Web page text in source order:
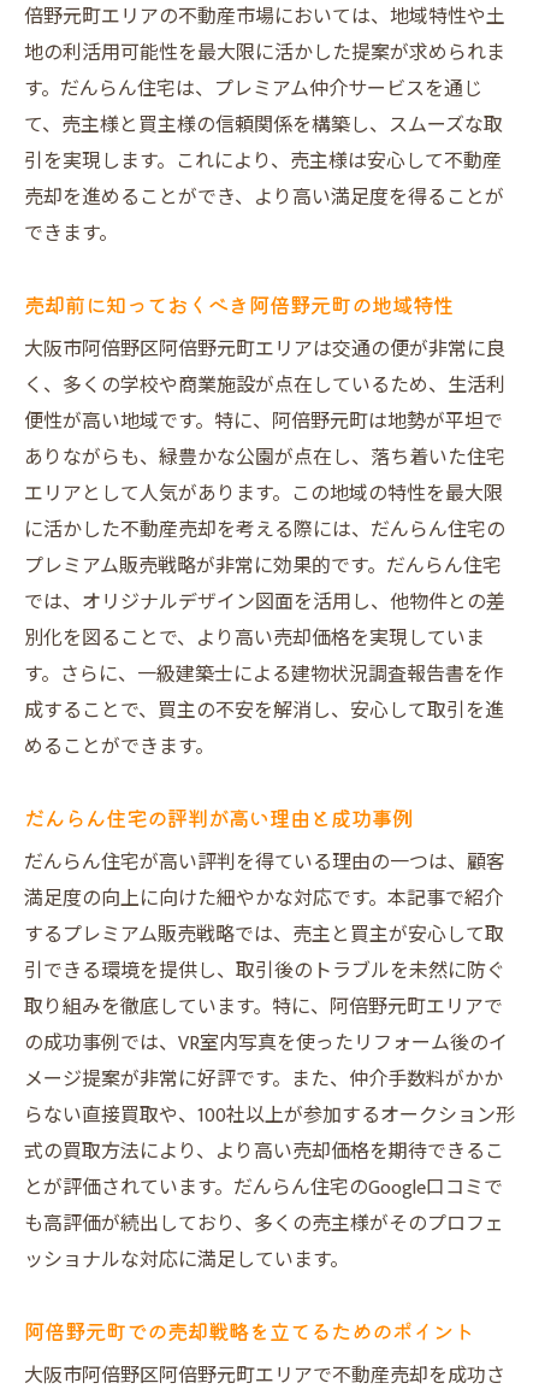
図面の魅力を最大限に活用した宣伝手法
集客効果を倍増させるデザイン戦略
顧客に選ばれるオリジナルデザインの魅力
図面を活用したターゲット層へのアプロー
チ
る安心感
建築士による調査報告書の重要性と信頼性
売主が得られるメリットと安心感
買主に安心を提供する報告書の役割
トラブルを未然に防ぐ調査の具体的な事例
調査報告書が売却に与える影響と実績
安心感を得るための他のサポート手段
オークション形式の買取で不動産をより高く売
却する秘訣
オークション形式の買取が選ばれる理由
高値売却を実現するための戦術と手順
100社以上が参加するオークションの効果
オークション形式を活用した売主の体験談
仲介手数料とコスト削減の関係性
だんらん住宅の直接買取で経費削減と高値売却
を実現する方法
直接買取がもたらすコスト削減のメリット
経費削減効果を最大化するためのヒント
高値売却を可能にする直接買取の仕組み
他社買取と比較した際の優位性と特徴
売主が直面する課題とその克服法
直接買取を選ぶ際の注意点と成功例
売却成功者が語るだんらん住宅の高評価の秘密
実際の売却成功者のインタビューと評価
だんらん住宅が選ばれる理由と実績
倍野元町エリアの不動産市場においては、地域特性や土
地の利活用可能性を最大限に活かした提案が求められま
す。だんらん住宅は、プレミアム仲介サービスを通じ
て、売主様と買主様の信頼関係を構築し、スムーズな取
引を実現します。これにより、売主様は安心して不動産
売却を進めることができ、より高い満足度を得ることが
できます。
売却前に知っておくべき阿倍野元町の地域特性
大阪市阿倍野区阿倍野元町エリアは交通の便が非常に良
く、多くの学校や商業施設が点在しているため、生活利
便性が高い地域です。特に、阿倍野元町は地勢が平坦で
ありながらも、緑豊かな公園が点在し、落ち着いた住宅
エリアとして人気があります。この地域の特性を最大限
に活かした不動産売却を考える際には、だんらん住宅の
プレミアム販売戦略が非常に効果的です。だんらん住宅
では、オリジナルデザイン図面を活用し、他物件との差
別化を図ることで、より高い売却価格を実現していま
す。さらに、一級建築士による建物状況調査報告書を作
成することで、買主の不安を解消し、安心して取引を進
めることができます。
だんらん住宅の評判が高い理由と成功事例
だんらん住宅が高い評判を得ている理由の一つは、顧客
満足度の向上に向けた細やかな対応です。本記事で紹介
するプレミアム販売戦略では、売主と買主が安心して取
引できる環境を提供し、取引後のトラブルを未然に防ぐ
取り組みを徹底しています。特に、阿倍野元町エリアで
の成功事例では、VR室内写真を使ったリフォーム後のイ
メージ提案が非常に好評です。また、仲介手数料がかか
らない直接買取や、100社以上が参加するオークション形
式の買取方法により、より高い売却価格を期待できるこ
とが評価されています。だんらん住宅のGoogle口コミで
も高評価が続出しており、多くの売主様がそのプロフェ
ッショナルな対応に満足しています。
阿倍野元町での売却戦略を立てるためのポイント
大阪市阿倍野区阿倍野元町エリアで不動産売却を成功さ